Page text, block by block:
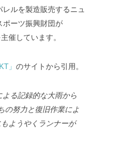
ルを製造販売するニュ
ポーツ振興財団が
催しています。
」 のサイトから引用。
る記録的な大雨から
の努力と復旧作業によ
ようやくランナーが